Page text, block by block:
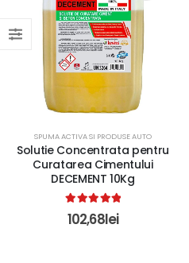
SPUMA ACTIVA SI PRODUSE AUTO
Solutie Concentrata pentru
Curatarea Cimentului
DECEMENT 10Kg
5.00out of 5
102,68lei